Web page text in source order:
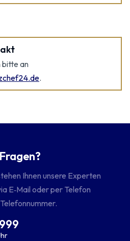
bitte an
.
Ihnen unsere Experten
E‑Mail oder per Telefon